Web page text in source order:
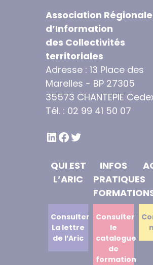
Association Régionale
d’Information
des Collectivités
territoriales
Adresse : 13 Place des
Marelles - BP 27305
35573 CHANTEPIE
Tél. : 02 99 41 50 07
LINKEDIN
FACEBOOK
TWITTER
QUI EST
L’ARIC
INFOS
PRATIQUES
Consulter
La lettre
de l’Aric
Consulter
le
catalogue
de
formation